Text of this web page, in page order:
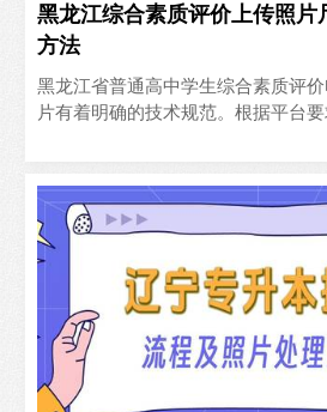
黑龙江综合素质评价上传照片
方法
黑龙江省普通高中学生综合素质评
片有着明确的技术规范。根据平台